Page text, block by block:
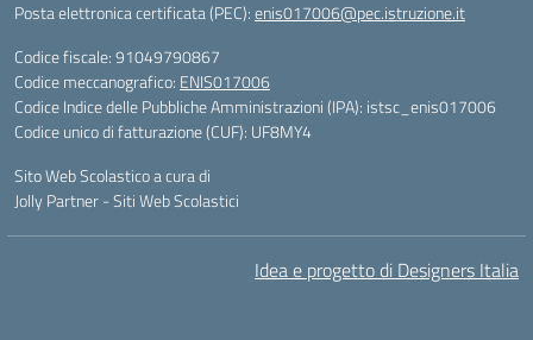
Posta elettronica certificata (PEC):enis017006@pec.istruzione.it
Codice fiscale: 91049790867
Codice meccanografico: ENIS017006
Codice Indice delle Pubbliche Amministrazioni (IPA): istsc_enis017006
Codice unico di fatturazione (CUF): UF8MY4
Sito Web Scolastico a cura di
Jolly Partner - Siti Web Scolastici
Idea e progetto di Designers Italia